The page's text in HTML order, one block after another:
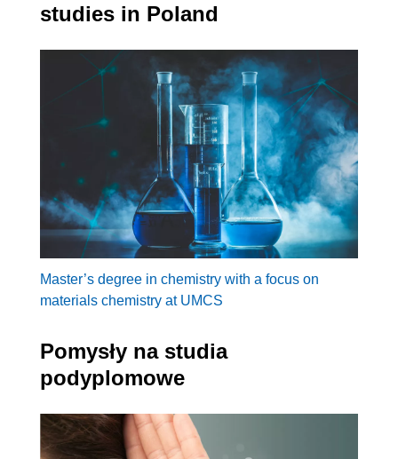
studies in Poland
Master’s degree in chemistry with a focus on
materials chemistry at UMCS
Pomysły na studia
podyplomowe